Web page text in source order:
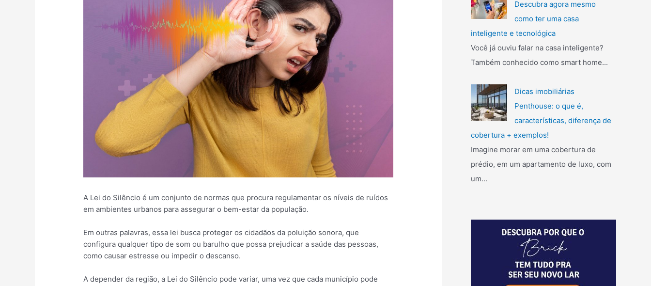
A Lei do Silêncio é um conjunto de normas que procura regulamentar os níveis de ruídos
em ambientes urbanos para assegurar o bem-estar da população.
Em outras palavras, essa lei busca proteger os cidadãos da poluição sonora, que
configura qualquer tipo de som ou barulho que possa prejudicar a saúde das pessoas,
como causar estresse ou impedir o descanso.
A depender da região, a Lei do Silêncio pode variar, uma vez que cada município pode
Descubra agora mesmo
como ter uma casa
inteligente e tecnológica
Você já ouviu falar na casa inteligente?
Também conhecido como smart home...
Dicas imobiliárias
Penthouse: o que é,
características, diferença de
cobertura + exemplos!
Imagine morar em uma cobertura de
prédio, em um apartamento de luxo, com
um...